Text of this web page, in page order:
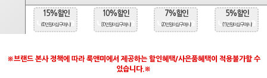
15%할인
(40만원 이상 구매시)
10%할인
(30만원 이상 구매시)
7%할인
(20만원 이상 구매시)
5%할인
(15만원 이상 구매시)
※브랜드 본사 정책에 따라 룩앤미에서 제공하는 할인혜택/사은품혜택이 적용불가할 수
있습니다.※